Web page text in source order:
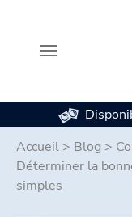
Accueil > Blog >
Déterminer la
simples